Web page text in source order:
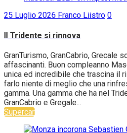
25 Luglio 2026 Franco Liistro 0
Il Tridente si rinnova
GranTurismo, GranCabrio, Grecale
affascinanti. Buon compleanno
unica ed incredibile che trascina il
farlo niente di meglio che una
gamma. Una gamma che ha nel
GranCabrio e Gregale...
Supercar